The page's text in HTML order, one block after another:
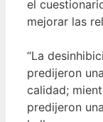
el
mejorar las
“La
predijeron
calidad;
predijeron